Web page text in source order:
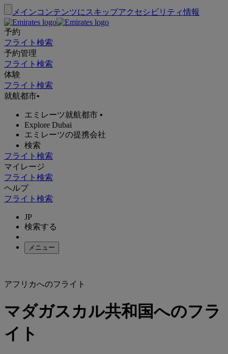
メインコンテンツにスキップアクセシビリティ情報
予約
フライト検索
予約管理
フライト検索
体験
フライト検索
就航都市•
エミレーツ就航都市 •
Explore Dubai
エミレーツの提携会社
検索
フライト検索
マイレージ
フライト検索
ヘルプ
フライト検索
JP
検索する
メニュー
アフリカへのフライト
マダガスカル共和国へのフラ
イト